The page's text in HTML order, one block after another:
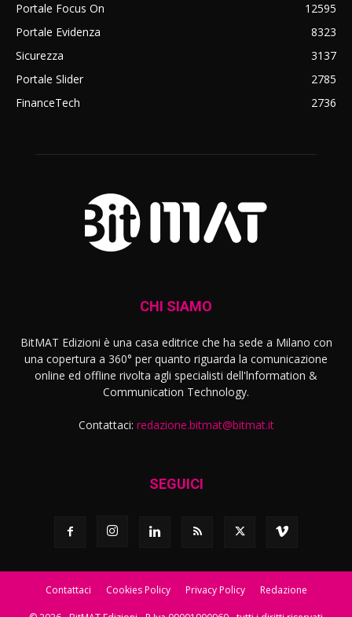
Portale Focus On
12595
Portale Evidenza
8323
Sicurezza
3137
Portale Slider
2785
FinanceTech
2736
CHI SIAMO
BitMAT Edizioni è una casa editrice che ha sede a Milano con
una copertura a 360° per quanto riguarda la comunicazione
online ed offline rivolta agli specialisti dell'lnformation &
Communication Technology.
Contattaci: redazione.bitmat@bitmat.it
SEGUICI
Contattaci Cookies Policy Privacy Policy Redazione